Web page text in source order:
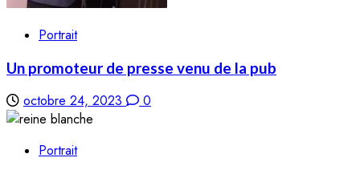
Portrait
Un promoteur de presse venu de la pub
octobre 24, 2023 0
Portrait